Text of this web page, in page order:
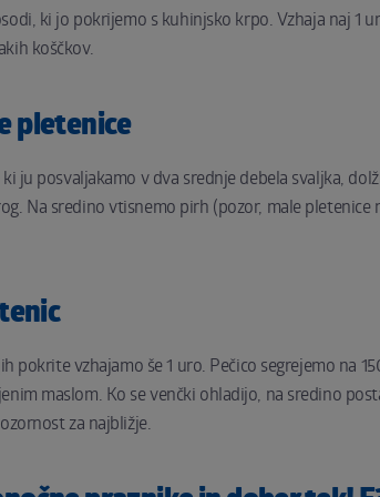
ki jo pokrijemo s kuhinjsko krpo. Vzhaja naj 1
koščkov.
pletenice
ju posvaljakamo v dva srednje debela svaljka,
Na sredino vtisnemo pirh (pozor, male pletenice
pokrite vzhajamo še 1 uro. Pečico segrejemo na
maslom. Ko se venčki ohladijo, na sredino
za najbližje.